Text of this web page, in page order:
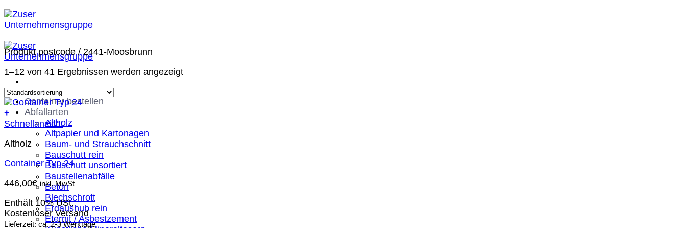
Zum
Inhalt
springen
Container bestellen
Abfallarten
Altholz
Altpapier und Kartonagen
Baum- und Strauchschnitt
Bauschutt rein
Bauschutt unsortiert
Baustellenabfälle
Beton
Blechschrott
Erdaushub rein
Eternit / Asbestzement
Produkt postcode/2441-Moosbrunn
1–12 von 41 Ergebnissen werden angezeigt
+
Schnellansicht
Altholz
Container Typ 24
446,00€ inkl. MwSt
Enthält 10% USt.
Kostenloser Versand
Lieferzeit: ca. 2-3 Werktage